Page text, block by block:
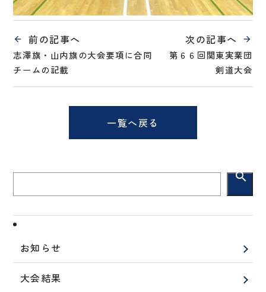
前の記事へ
志澤旗・山内旗の大会要項に合同
チームの記載
次の記事へ
第６６回関東実業団
剣道大会
一覧へ戻る
search
お知らせ
大会結果